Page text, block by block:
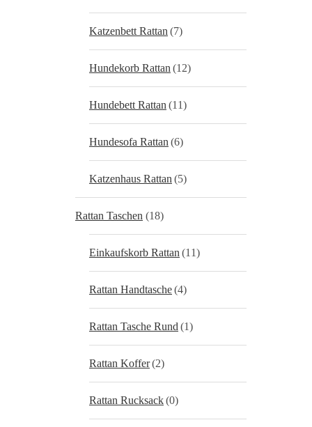
Katzenbett Rattan (7)
Hundekorb Rattan (12)
Hundebett Rattan (11)
Hundesofa Rattan (6)
Katzenhaus Rattan (5)
Rattan Taschen (18)
Einkaufskorb Rattan (11)
Rattan Handtasche(4)
Rattan Tasche Rund (1)
Rattan Koffer(2)
Rattan Rucksack(0)